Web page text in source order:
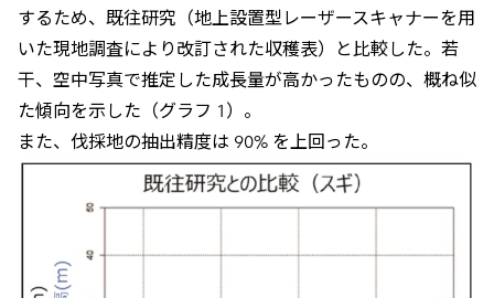
するため、既往研究（地上設置型レーザースキャナーを用
いた現地調査により改訂された収穫表）と比較した。若
干、空中写真で推定した成長量が高かったものの、概ね似
た傾向を示した（グラフ 1）。
また、伐採地の抽出精度は 90% を上回った。